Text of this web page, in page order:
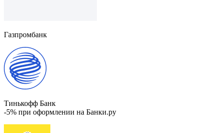
Газпромбанк
Тинькофф Банк
-5% при оформлении на Банки.ру